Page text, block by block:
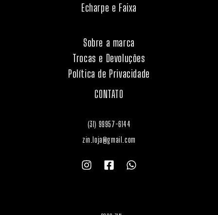
Echarpe e Faixa
Sobre a marca
Trocas e Devoluções
Política de Privacidade
CONTATO
(31) 99957-6144
zin.loja@gmail.com